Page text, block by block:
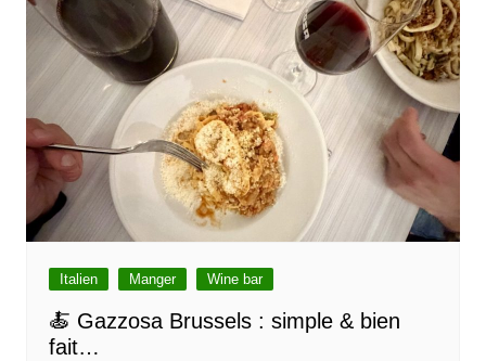
c
Italien Manger Wine bar
🍝 Gazzosa Brussels : simple & bien
fait…